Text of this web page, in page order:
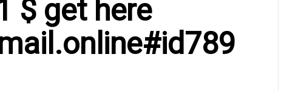
$ get here